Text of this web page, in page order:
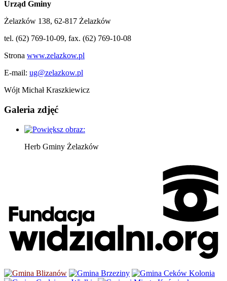
Urząd Gminy
Żelazków 138, 62-817 Żelazków
tel. (62) 769-10-09, fax. (62) 769-10-08
Strona www.zelazkow.pl
E-mail: ug@zelazkow.pl
Wójt Michał Kraszkiewicz
Galeria zdjęć
Herb Gminy Żelazków